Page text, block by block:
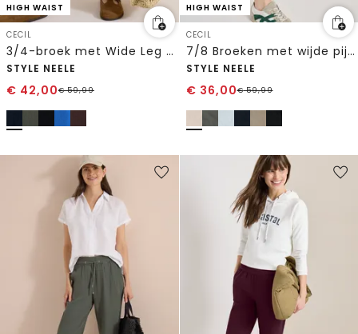
HIGH WAIST
CECIL
3/4-broek met Wide Leg pijpen van mousseline
STYLE NEELE
€ 42,00€59,99
HIGH WAIST
CECIL
7/8 Broeken met wijde pijpen
STYLE NEELE
€ 36,00€59,99